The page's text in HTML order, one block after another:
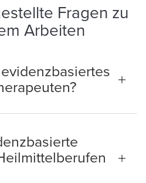
Fragen zu
Arbeiten